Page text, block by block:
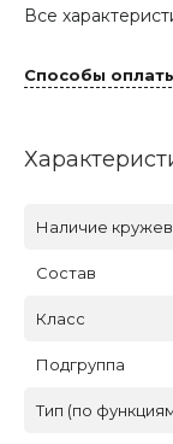
Все
Способы
Наличие
Состав
Класс
Подгруппа
Тип (по